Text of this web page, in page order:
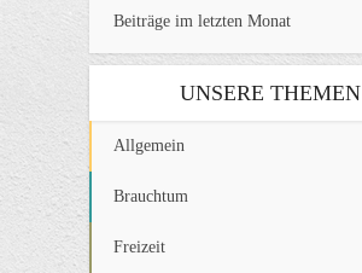
Beiträge im letzten Monat
UNSERE THEMEN
Allgemein
Brauchtum
Freizeit